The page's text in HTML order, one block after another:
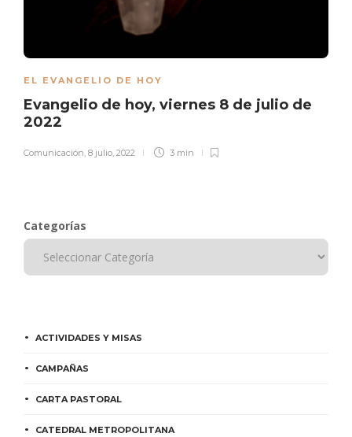
EL EVANGELIO DE HOY
Evangelio de hoy, viernes 8 de julio de
2022
Comunicación, 8 julio, 2022 3 min
Categorías
ACTIVIDADES Y MISAS
CAMPAÑAS
CARTA PASTORAL
CATEDRAL METROPOLITANA